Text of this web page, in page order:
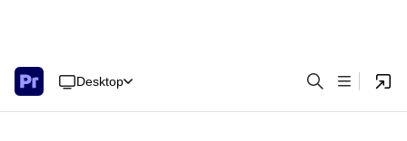
Desktop